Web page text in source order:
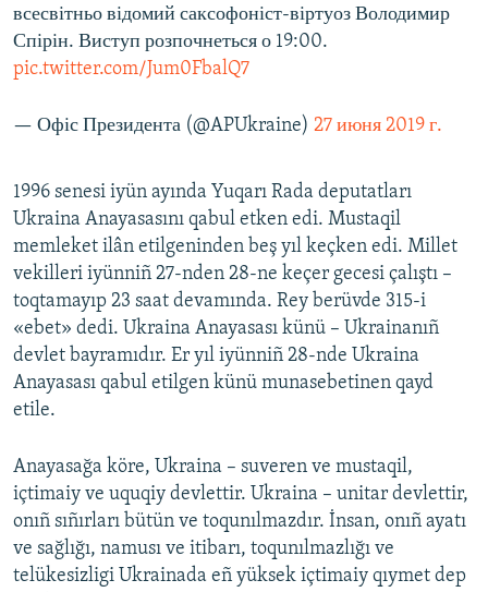
всесвітньо відомий саксофоніст-віртуоз Володимир
Спірін. Виступ розпочнеться о 19:00.
pic.twitter.com/Jum0FbalQ7
— Офіс Президента (@APUkraine) 27 июня 2019 г.
1996 senesi iyün ayında Yuqarı Rada deputatları
Ukraina Anayasasını qabul etken edi. Mustaqil
memleket ilân etilgeninden beş yıl keçken edi. Millet
vekilleri iyünniñ 27-nden 28-ne keçer gecesi çalıştı –
toqtamayıp 23 saat devamında. Rey berüvde 315-i
«ebet» dedi. Ukraina Anayasası künü – Ukrainanıñ
devlet bayramıdır. Er yıl iyünniñ 28-nde Ukraina
Anayasası qabul etilgen künü munasebetinen qayd
etile.
Anayasağa köre, Ukraina – suveren ve mustaqil,
içtimaiy ve uquqiy devlettir. Ukraina – unitar devlettir,
onıñ sıñırları bütün ve toqunılmazdır. İnsan, onıñ ayatı
ve sağlığı, namusı ve itibarı, toqunılmazlığı ve
telükesizligi Ukrainada eñ yüksek içtimaiy qıymet dep